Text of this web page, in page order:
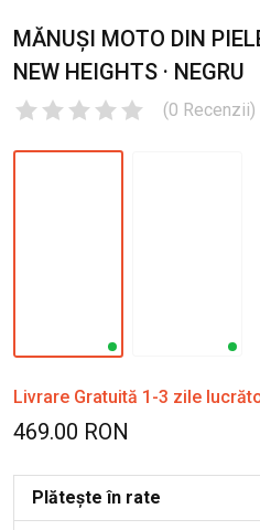
MĂNUȘI MOTO DIN
NEW HEIGHTS · NEGRU
(0 Recenzii)
Livrare Gratuită 1-3 zile
469.00 RON
Plătește în rate